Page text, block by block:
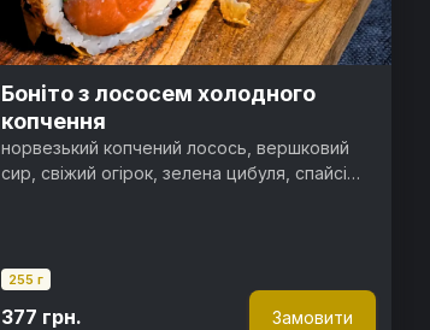
Боніто з лососем холодного
копчення
норвезький копчений лосось, вершковий
сир, свіжий огірок, зелена цибуля, спайсі
255 г
377 грн. Замовити